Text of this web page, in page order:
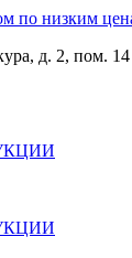
д. 2, пом. 14